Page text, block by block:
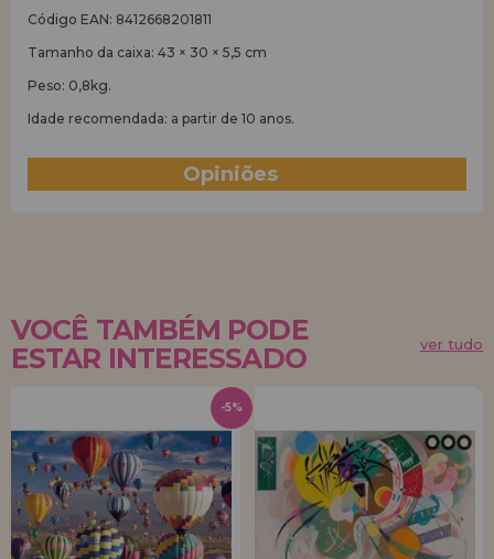
Código EAN: 8412668201811
Tamanho da caixa: 43 × 30 × 5,5 cm
Peso: 0,8kg.
Idade recomendada: a partir de 10 anos.
Opiniões
VOCÊ TAMBÉM PODE
ESTAR INTERESSADO
ver tudo
-5%